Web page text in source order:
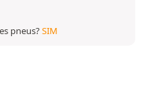
pneus?SIM